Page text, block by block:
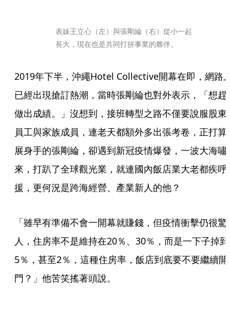
表妹王立心（左）與張剛綸（右）從小一起
長大，現在也是共同打拚事業的夥伴。
2019年下半，沖繩Hotel Collective開幕在即，網路
已經出現搶訂熱潮，當時張剛綸也對外表示，「想趕
做出成績。」沒想到，接班轉型之路不僅要說服股東
員工與家族成員，連老天都額外多出張考卷，正打算
展身手的張剛綸，卻遇到新冠疫情爆發，一波大海嘯
來，打趴了全球觀光業，就連國內飯店業大老都疾呼
援，更何況是跨海經營、產業新人的他？
「雖早有準備不會一開幕就賺錢，但疫情衝擊仍很驚
人，住房率不是維持在20％、30％，而是一下子掉到
5％，甚至2％，這種住房率，飯店到底要不要繼續開
門？」他苦笑搖著頭說。